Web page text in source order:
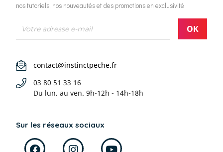
nos tutoriels, nos nouveautés et des promotions en exclusivité
contact@instinctpeche.fr
03 80 51 33 16
Du lun. au ven. 9h-12h - 14h-18h
Sur les réseaux sociaux